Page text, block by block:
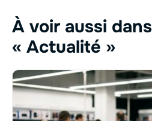
À voir aussi dans
« Actualité »